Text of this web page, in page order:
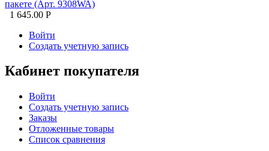
пакете (Арт. 9308WA)
1 645.00 Р
Войти
Создать учетную запись
Кабинет покупателя
Войти
Создать учетную запись
Заказы
Отложенные товары
Список сравнения